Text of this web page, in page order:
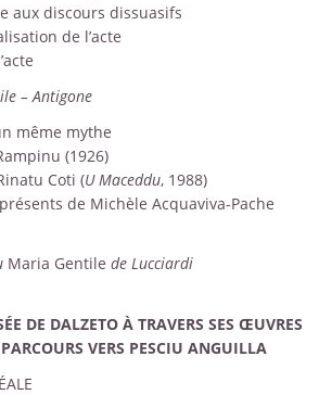
aux discours dissuasifs
de l’acte
– Antigone
même mythe
(1926)
Coti (U Maceddu, 1988)
de Michèle Acquaviva-Pache
Maria Gentile de Lucciardi
DE DALZETO À TRAVERS SES ŒUVRES
VERS PESCIU ANGUILLA